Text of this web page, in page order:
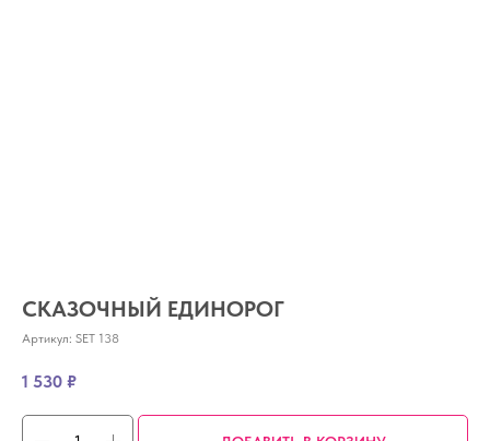
СКАЗОЧНЫЙ ЕДИНОРОГ
Артикул: SET 138
1 530 ₽